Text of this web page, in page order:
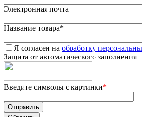
Электронная почта
Название товара*
Я согласен на обработку
Защита от автоматического заполнения
Введите символы с картинки*